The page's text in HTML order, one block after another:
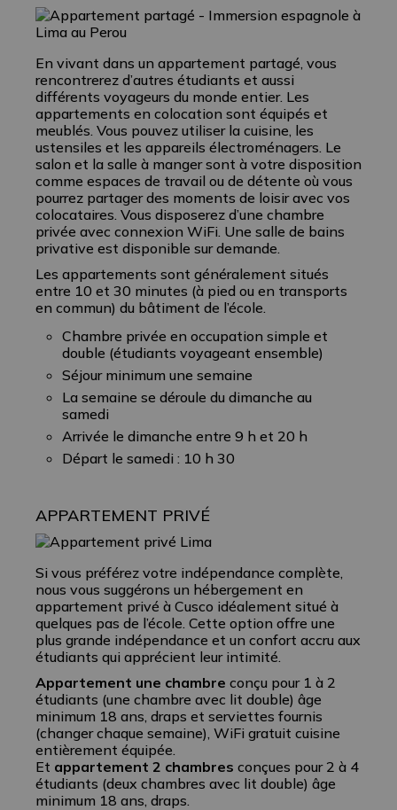
En vivant dans un appartement partagé, vous
rencontrerez d’autres étudiants et aussi
différents voyageurs du monde entier. Les
appartements en colocation sont équipés et
meublés. Vous pouvez utiliser la cuisine, les
ustensiles et les appareils électroménagers. Le
salon et la salle à manger sont à votre disposition
comme espaces de travail ou de détente où vous
pourrez partager des moments de loisir avec vos
colocataires. Vous disposerez d’une chambre
privée avec connexion WiFi. Une salle de bains
privative est disponible sur demande.
Les appartements sont généralement situés
entre 10 et 30 minutes (à pied ou en transports
en commun) du bâtiment de l’école.
Chambre privée en occupation simple et
double (étudiants voyageant ensemble)
Séjour minimum une semaine
La semaine se déroule du dimanche au
samedi
Arrivée le dimanche entre 9 h et 20 h
Départ le samedi : 10 h 30
APPARTEMENT PRIVÉ
Si vous préférez votre indépendance complète,
nous vous suggérons un hébergement en
appartement privé à Cusco idéalement situé à
quelques pas de l’école. Cette option offre une
plus grande indépendance et un confort accru aux
étudiants qui apprécient leur intimité.
Appartement une chambre conçu pour 1 à 2
étudiants (une chambre avec lit double) âge
minimum 18 ans, draps et serviettes fournis
(changer chaque semaine), WiFi gratuit cuisine
entièrement équipée.
Et appartement 2 chambres conçues pour 2 à 4
étudiants (deux chambres avec lit double) âge
minimum 18 ans, draps.